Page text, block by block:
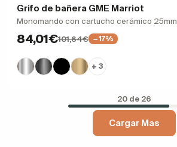
Grifo de bañera GME Marriot
Monomando con cartucho cerámico 25mm
84,01€101,64€ −17%
+ 3
20 de 26
Cargar Mas